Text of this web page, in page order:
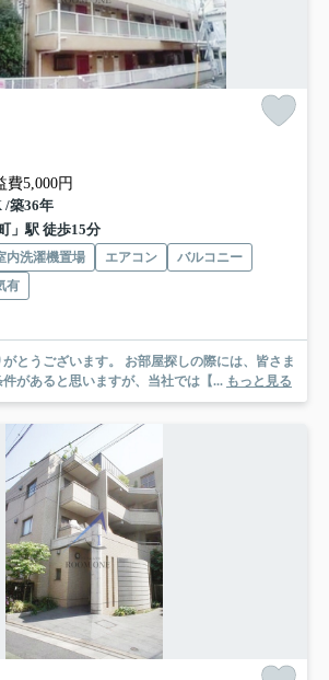
費5,000円
/築36年
」駅 徒歩15分
内洗濯機置場 エアコン
バルコニー
有
。 お部屋探しの際には、皆さま
があると思いますが、当社では【... もっと見る